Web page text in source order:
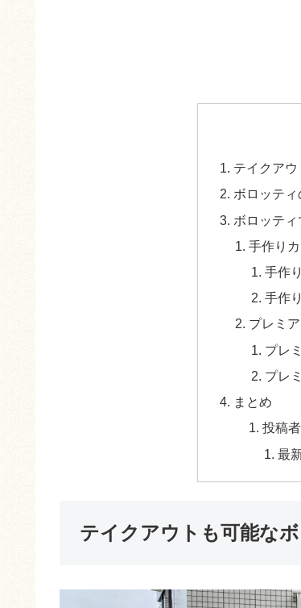
テイクア
ボロッテ
ボロッテ
手作り
手作
手作
プレミ
プレ
プレ
まとめ
投稿
最
テイクアウトも可能な